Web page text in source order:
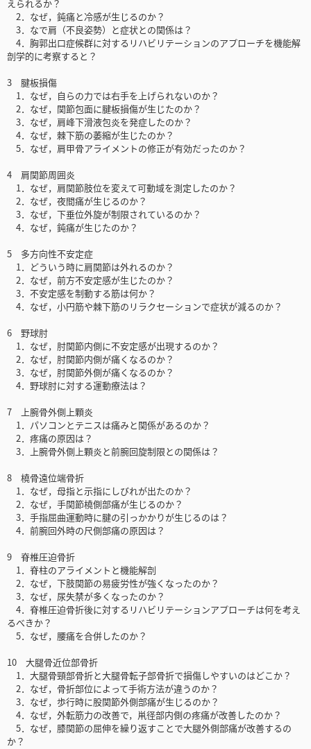
えられるか？
2．なぜ，鈍痛と冷感が生じるのか？
3．なで肩（不良姿勢）と症状との関係は？
4．胸郭出口症候群に対するリハビリテーションのアプローチを機能解
剖学的に考察すると？
3 腱板損傷
1．なぜ，自らの力では右手を上げられないのか？
2．なぜ，関節包面に腱板損傷が生じたのか？
3．なぜ，肩峰下滑液包炎を発症したのか？
4．なぜ，棘下筋の萎縮が生じたのか？
5．なぜ，肩甲骨アライメントの修正が有効だったのか？
4 肩関節周囲炎
1．なぜ，肩関節肢位を変えて可動域を測定したのか？
2．なぜ，夜間痛が生じるのか？
3．なぜ，下垂位外旋が制限されているのか？
4．なぜ，鈍痛が生じたのか？
5 多方向性不安定症
1．どういう時に肩関節は外れるのか？
2．なぜ，前方不安定感が生じたのか？
3．不安定感を制動する筋は何か？
4．なぜ，小円筋や棘下筋のリラクセーションで症状が減るのか？
6 野球肘
1．なぜ，肘関節内側に不安定感が出現するのか？
2．なぜ，肘関節内側が痛くなるのか？
3．なぜ，肘関節外側が痛くなるのか？
4．野球肘に対する運動療法は？
7 上腕骨外側上顆炎
1．パソコンとテニスは痛みと関係があるのか？
2．疼痛の原因は？
3．上腕骨外側上顆炎と前腕回旋制限との関係は？
8 橈骨遠位端骨折
1．なぜ，母指と示指にしびれが出たのか？
2．なぜ，手関節橈側部痛が生じるのか？
3．手指屈曲運動時に腱の引っかかりが生じるのは？
4．前腕回外時の尺側部痛の原因は？
9 脊椎圧迫骨折
1．脊柱のアライメントと機能解剖
2．なぜ，下肢関節の易疲労性が強くなったのか？
3．なぜ，尿失禁が多くなったのか？
4．脊椎圧迫骨折後に対するリハビリテーションアプローチは何を考え
るべきか？
5．なぜ，腰痛を合併したのか？
10 大腿骨近位部骨折
1．大腿骨頸部骨折と大腿骨転子部骨折で損傷しやすいのはどこか？
2．なぜ，骨折部位によって手術方法が違うのか？
3．なぜ，歩行時に股関節外側部痛が生じるのか？
4．なぜ，外転筋力の改善で，鼡径部内側の疼痛が改善したのか？
5．なぜ，膝関節の屈伸を繰り返すことで大腿外側部痛が改善するの
か？